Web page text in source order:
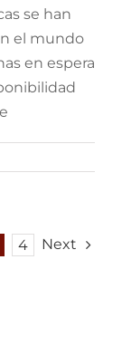
se han
el mundo
en espera
4 Next